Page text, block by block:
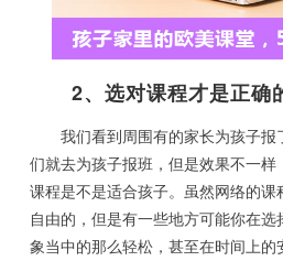
2、选对课程才是正确
我们看到周围有的家长为孩子报
们就去为孩子报班，但是效果不一
课程是不是适合孩子。虽然网络的
自由的，但是有一些地方可能你在
象当中的那么轻松，甚至在时间上